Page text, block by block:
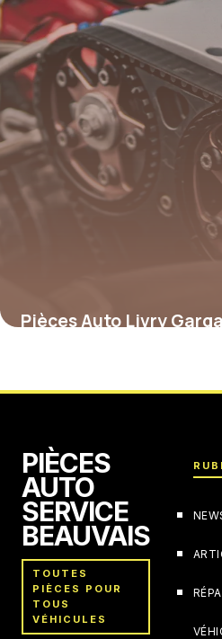
Pièces Auto Livry
PIÈCES
AUTO
SERVICE
BEAUVAIS
TOUTES
PIÈCES POUR
TOUS
VÉHICULES